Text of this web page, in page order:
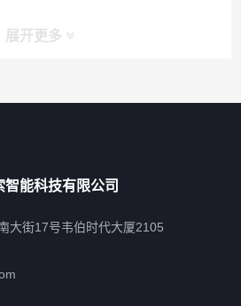
展开更多
能科技有限公司
大街17号韦伯时代大厦2105